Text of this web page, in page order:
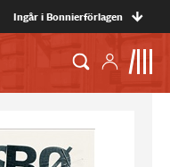
Ingår i Bonnierförlagen